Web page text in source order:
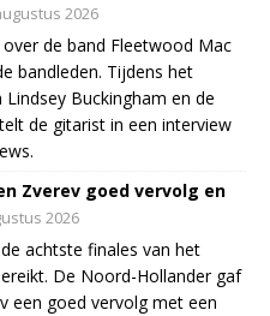
2026
de band Fleetwood Mac
bandleden. Tijdens het
Buckingham en de
de gitarist in een interview
Zverev goed vervolg en
2026
achtste finales van het
De Noord-Hollander gaf
een goed vervolg met een